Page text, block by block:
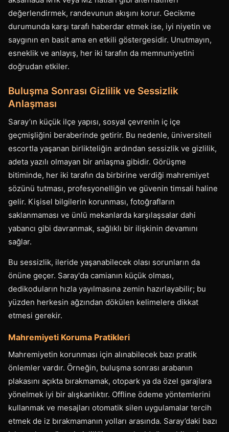
değerlendirmek, randevunun akışını korur. Gecikme
durumunda karşı tarafı haberdar etmek ise, iyi niyetin ve
saygının en basit ama en etkili göstergesidir. Unutmayın,
esneklik ve anlayış, her iki tarafın da memnuniyetini
doğrudan etkiler.
Buluşma Sonrası Gizlilik ve Sessizlik
Anlaşması
Saray’ın küçük ilçe yapısı, sosyal çevrenin iç içe
geçmişliğini beraberinde getirir. Bu nedenle, üniversiteli
escortla yaşanan birlikteliğin ardından sessizlik ve gizlilik,
adeta yazılı olmayan bir anlaşma gibidir. Görüşme
bitiminde, her iki tarafın da birbirine verdiği mahremiyet
sözünü tutması, profesyonelliğin ve güvenin timsali haline
gelir. Kişisel bilgilerin korunması, fotoğrafların
saklanmaması ve ünlü mekanlarda karşılaşsalar dahi
yabancı gibi davranmak, sağlıklı bir ilişkinin devamını
sağlar.
Bu sessizlik, ileride yaşanabilecek olası sorunların da
önüne geçer. Saray'da camianın küçük olması,
dedikoduların hızla yayılmasına zemin hazırlayabilir; bu
yüzden herkesin ağzından dökülen kelimelere dikkat
etmesi gerekir.
Mahremiyeti Koruma Pratikleri
Mahremiyetin korunması için alınabilecek bazı pratik
önlemler vardır. Örneğin, buluşma sonrası arabanın
plakasını açıkta bırakmamak, otopark ya da özel garajlara
yönelmek iyi bir alışkanlıktır. Offline ödeme yöntemlerini
kullanmak ve mesajları otomatik silen uygulamalar tercih
etmek de iz bırakmamanın yolları arasında. Saray’daki bazı